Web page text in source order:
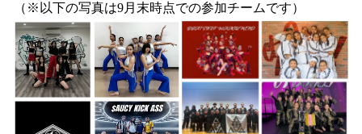
（※以下の写真は9月末時点での参加チームです）